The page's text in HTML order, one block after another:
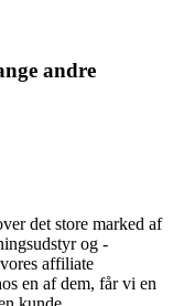
andre
det store marked af
og -
affiliate
en af dem, får vi en